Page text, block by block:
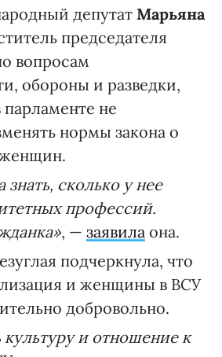
депутат Марьяна
председателя
вопросам
обороны и разведки,
не
нормы закона о
сколько у нее
профессий.
, — заявила она.
подчеркнула, что
и женщины в ВСУ
добровольно.
и отношение к